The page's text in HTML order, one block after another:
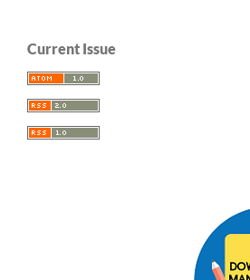
Current Issue